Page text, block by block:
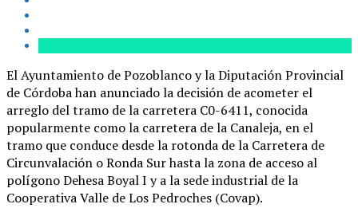
El Ayuntamiento de Pozoblanco y la Diputación Provincial
de Córdoba han anunciado la decisión de acometer el
arreglo del tramo de la carretera C0-6411, conocida
popularmente como la carretera de la Canaleja, en el
tramo que conduce desde la rotonda de la Carretera de
Circunvalación o Ronda Sur hasta la zona de acceso al
polígono Dehesa Boyal I y a la sede industrial de la
Cooperativa Valle de Los Pedroches (Covap).